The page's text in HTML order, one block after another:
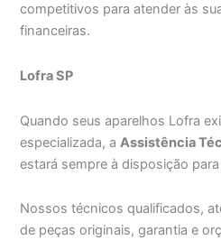
competitivos para atender às
financeiras.
Lofra SP
Quando seus aparelhos Lofra
especializada, a Assistência
estará sempre à disposição para
Nossos técnicos qualificados,
de peças originais, garantia e